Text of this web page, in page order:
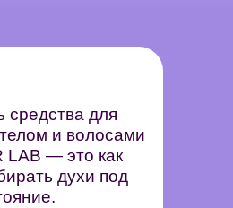
средства для
и волосами
LAB — это как
духи под